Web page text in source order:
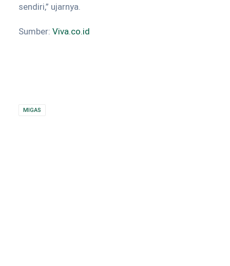
sendiri,” ujarnya.
Sumber: Viva.co.id
MIGAS